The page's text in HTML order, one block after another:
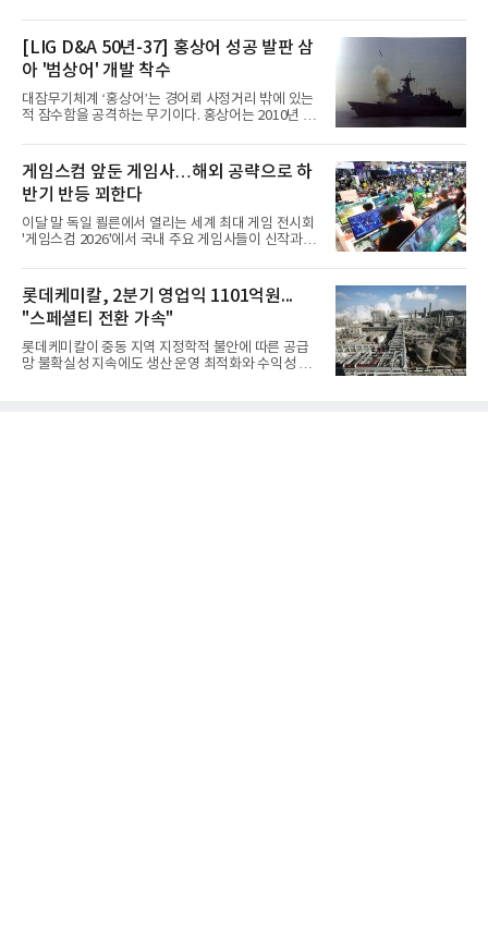
[LIG D&A 50년-37] 홍상어 성공 발판 삼
아 '범상어' 개발 착수
대잠무기체계 ‘홍상어’는 경어뢰 사정거리 밖에 있는
적 잠수함을 공격하는 무기이다. 홍상어는 2010년 넥
이뤄졌다. 이후 2012년 한국형 구축함(KDX-1) 이상
의 함정에 실전 배치됐다.그해 7월 해군은 동해상에서
성능 검증을 위해 홍상어 시험발사를 실시했다. 이때
홍상어가 목표 지점에서 입수한 후 표적을 타격하지
못하고 물속에서 멈춰버리는 예상 밖의 일이 벌어졌
다. 2차 품질확인 사격 시험에서도 만족스러운 결과를
얻지 못했다. 완벽한 신뢰성 확보를 위해 LIG넥스원은
분야를
게임스컴 앞둔 게임사…해외 공략으로 하
반기 반등 꾀한다
이달 말 독일 쾰른에서 열리는 세계 최대 게임 전시회
'게임스컴 2026'에서 국내 주요 게임사들이 신작과 글
체별로 엇갈린 가운데 하반기 신작 흥행과 해외 시장
성과가 실적을 좌우할 핵심 변수로 떠오르고 있다.8일
업계에 따르면 올해 상반기 게임업계는 기업별 성적
표가 크게 갈렸다. 대표적으로 크래프톤은 'PUBG: 배
틀그라운드'의 안정적인 성장에 힘입어 상반기 연결
기준 매출 2조6616억원, 영업이익 9725억원으로 역
대 최대 실적을 기록했다. 엔씨도 올해 출시한 '아이온
롯데케미칼, 2분기 영업익 1101억원...
"스페셜티 전환 가속"
롯데케미칼이 중동 지역 지정학적 불안에 따른 공급
망 불확실성 지속에도 생산 운영 최적화와 수익성 중